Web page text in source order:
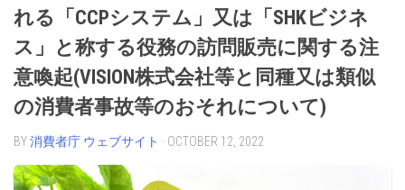
れる「CCPシステム」又は「SHKビジネ
ス」と称する役務の訪問販売に関する注
意喚起(VISION株式会社等と同種又は類似
の消費者事故等のおそれについて)
BY消費者庁 ウェブサイト · OCTOBER 12, 2022